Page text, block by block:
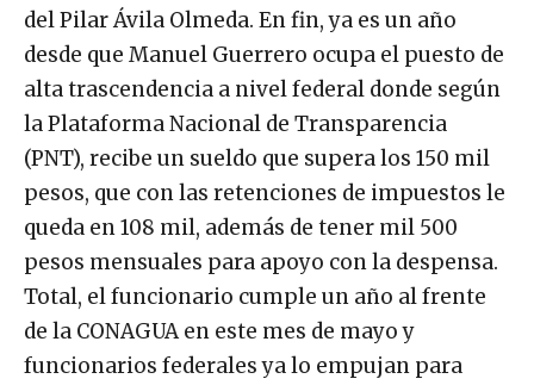
del Pilar Ávila Olmeda. En fin, ya es un año
desde que Manuel Guerrero ocupa el puesto de
alta trascendencia a nivel federal donde según
la Plataforma Nacional de Transparencia
(PNT), recibe un sueldo que supera los 150 mil
pesos, que con las retenciones de impuestos le
queda en 108 mil, además de tener mil 500
pesos mensuales para apoyo con la despensa.
Total, el funcionario cumple un año al frente
de la CONAGUA en este mes de mayo y
funcionarios federales ya lo empujan para